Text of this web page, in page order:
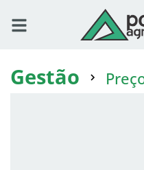
Gestão